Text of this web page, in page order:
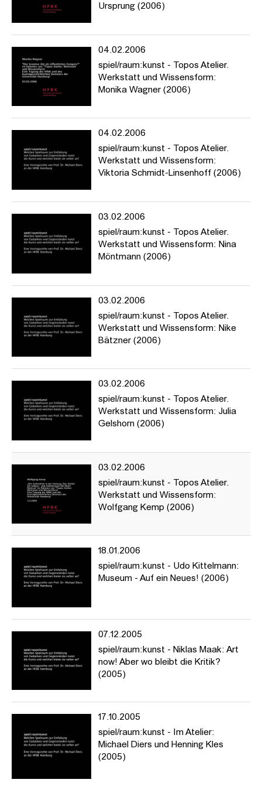
Ursprung (2006)
04.02.2006
spiel/raum:kunst - Topos Atelier.
Werkstatt und Wissensform:
Monika Wagner (2006)
04.02.2006
spiel/raum:kunst - Topos Atelier.
Werkstatt und Wissensform:
Viktoria Schmidt-Linsenhoff (2006)
03.02.2006
spiel/raum:kunst - Topos Atelier.
Werkstatt und Wissensform: Nina
Möntmann (2006)
03.02.2006
spiel/raum:kunst - Topos Atelier.
Werkstatt und Wissensform: Nike
Bätzner (2006)
03.02.2006
spiel/raum:kunst - Topos Atelier.
Werkstatt und Wissensform: Julia
Gelshorn (2006)
03.02.2006
spiel/raum:kunst - Topos Atelier.
Werkstatt und Wissensform:
Wolfgang Kemp (2006)
18.01.2006
spiel/raum:kunst - Udo Kittelmann:
Museum - Auf ein Neues! (2006)
07.12.2005
spiel/raum:kunst - Niklas Maak: Art
now! Aber wo bleibt die Kritik?
(2005)
17.10.2005
spiel/raum:kunst - Im Atelier:
Michael Diers und Henning Kles
(2005)